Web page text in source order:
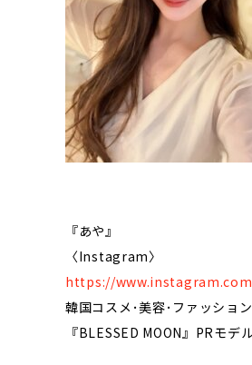
『あや』
〈Instagram〉
https://
韓国コスメ･美容･ファッショ
『BLESSED MOON』PRモ